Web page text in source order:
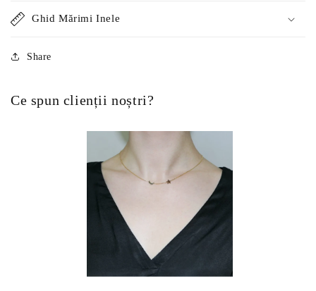
Ghid Mărimi Inele
Share
Ce spun clienții noștri?